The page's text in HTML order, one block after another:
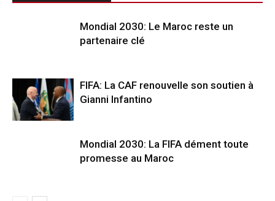
Mondial 2030: Le Maroc reste un
partenaire clé
FIFA: La CAF renouvelle son soutien à
Gianni Infantino
Mondial 2030: La FIFA dément toute
promesse au Maroc